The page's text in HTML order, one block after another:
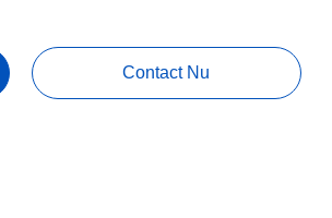
Contact Nu